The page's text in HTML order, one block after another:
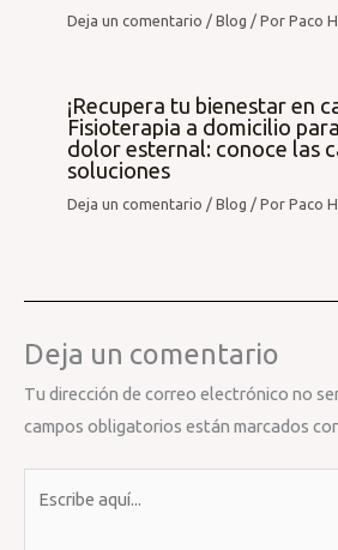
Deja un comentario /Blog / PorPaco
¡Recupera tu bienestar en
Fisioterapia a domicilio
dolor esternal: conoce las
soluciones
Deja un comentario /Blog / PorPaco
Deja un comentario
Tu dirección de correo electrónico no
campos obligatorios están marcados